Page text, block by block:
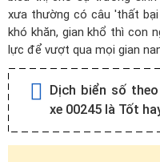
xưa thường có câu 'thất
khó khăn, gian khổ thì con
lực để vượt qua mọi gian
Dịch biển số
xe 00245 là Tốt